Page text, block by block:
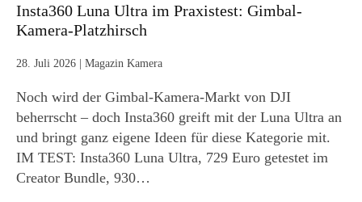
Insta360 Luna Ultra im Praxistest: Gimbal-
Kamera-Platzhirsch
28. Juli 2026 Magazin Kamera
Noch wird der Gimbal-Kamera-Markt von DJI
beherrscht – doch Insta360 greift mit der Luna Ultra an
und bringt ganz eigene Ideen für diese Kategorie mit.
IM TEST: Insta360 Luna Ultra, 729 Euro getestet im
Creator Bundle, 930…